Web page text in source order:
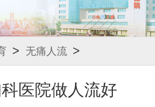
> 无痛人流 >
医院做人流好